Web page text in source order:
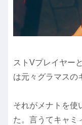
ストVプレイヤー
は元々グラマスの
それがメナトを使
た。言うてキャミ